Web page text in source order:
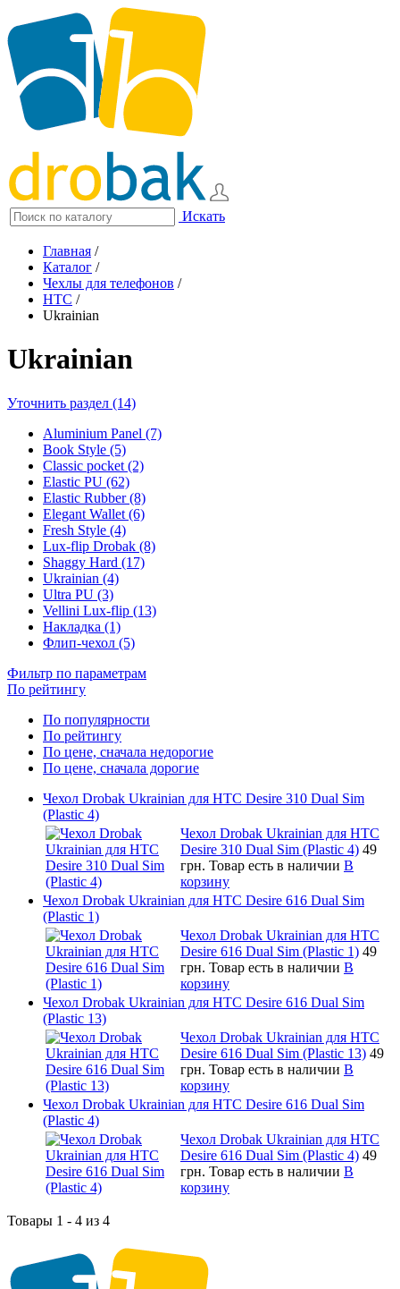
Искать
Главная /
Каталог /
Чехлы для телефонов /
HTC /
Ukrainian
Ukrainian
Уточнить раздел (14)
Aluminium Panel (7)
Book Style (5)
Classic pocket (2)
Elastic PU (62)
Elastic Rubber (8)
Elegant Wallet (6)
Fresh Style (4)
Lux-flip Drobak (8)
Shaggy Hard (17)
Ukrainian (4)
Ultra PU (3)
Vellini Lux-flip (13)
Накладка (1)
Флип-чехол (5)
Фильтр по параметрам
По рейтингу
По популярности
По рейтингу
По цене, сначала недорогие
По цене, сначала дорогие
Чехол Drobak Ukrainian для HTC Desire 310 Dual Sim
(Plastic 4)
Чехол Drobak Ukrainian для HTC
Desire 310 Dual Sim (Plastic 4) 49
грн. Товар есть в наличии В
корзину
Чехол Drobak Ukrainian для HTC Desire 616 Dual Sim
(Plastic 1)
Чехол Drobak Ukrainian для HTC
Desire 616 Dual Sim (Plastic 1) 49
грн. Товар есть в наличии В
корзину
Чехол Drobak Ukrainian для HTC Desire 616 Dual Sim
(Plastic 13)
Чехол Drobak Ukrainian для HTC
Desire 616 Dual Sim (Plastic 13) 49
грн. Товар есть в наличии В
корзину
Чехол Drobak Ukrainian для HTC Desire 616 Dual Sim
(Plastic 4)
Чехол Drobak Ukrainian для HTC
Desire 616 Dual Sim (Plastic 4) 49
грн. Товар есть в наличии В
корзину
Товары 1 - 4 из 4